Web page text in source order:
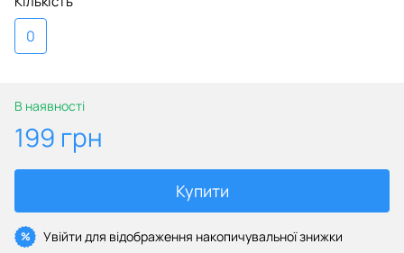
0
В наявності
199 грн
Купити
% Увійти для відображення накопичувальної знижки